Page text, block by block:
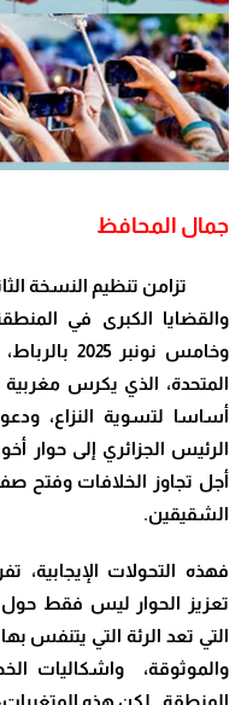
جمال المحافظ
تزامن تنظيم النسخة
والقضايا الكبرى في
وخامس
المتحدة، الذي يكرس مغربية
أساسا لتسوية النزاع،
الرئيس الجزائري إلى حوار
أجل تجاوز الخلافات وفتح
الشقيقين.
فهذه التحولات الإيجابية،
تعزيز الحوار ليس فقط حول
التي تعد الرئة التي يتنفس
والموثوقة، واشكاليات